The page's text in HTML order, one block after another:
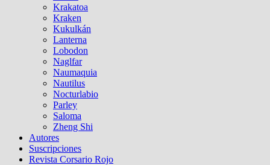
Krakatoa
Kraken
Kukulkán
Lanterna
Lobodon
Naglfar
Naumaquia
Nautilus
Nocturlabio
Parley
Saloma
Zheng Shi
Autores
Suscripciones
Revista Corsario Rojo